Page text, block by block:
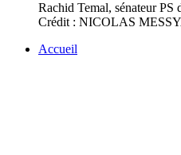
Rachid Temal, sénateur
Crédit : NICOLAS
Accueil